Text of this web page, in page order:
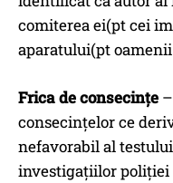
comiterea ei(pt cei
aparatului(pt
Frica de consecințe
consecințelor ce
nefavorabil al
investigațiilor poliției